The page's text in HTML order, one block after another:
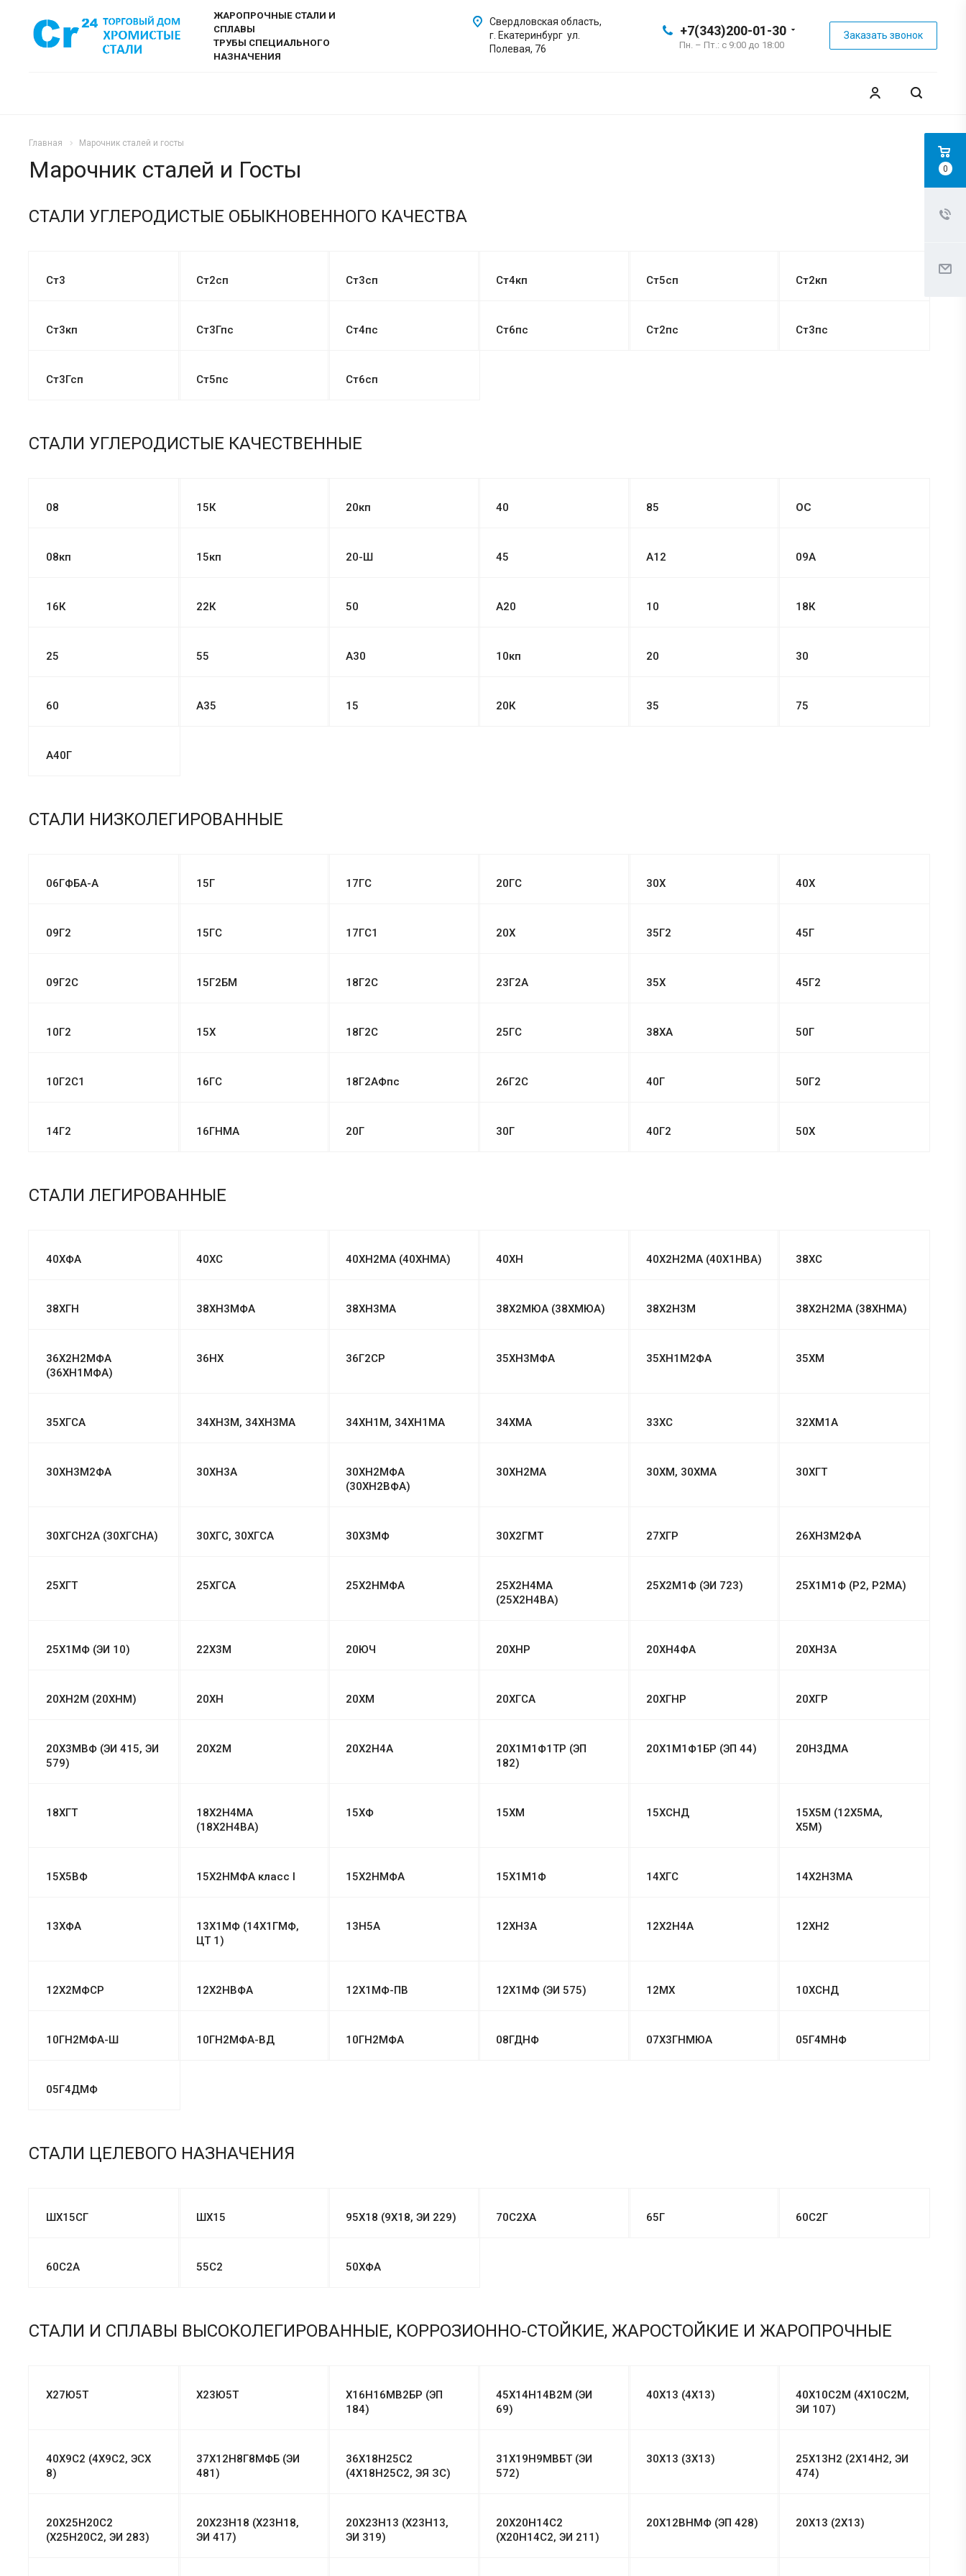
ЖАРОПРОЧНЫЕ СТАЛИ И
СПЛАВЫ
ТРУБЫ СПЕЦИАЛЬНОГО
НАЗНАЧЕНИЯ
+7(343)200-01-30
Пн. – Пт.: с 9:00 до 18:00
Заказать звонок
Свердловская область,
г. Екатеринбург ул.
Полевая, 76
Главная Марочник сталей и госты
Марочник сталей и Госты
СТАЛИ УГЛЕРОДИСТЫЕ ОБЫКНОВЕННОГО КАЧЕСТВА
Ст3 Ст2сп Ст3сп Ст4кп Ст5сп Ст2кп
Ст3кп Ст3Гпс Ст4пс Ст6пс Ст2пс Ст3пс
Ст3Гсп Ст5пс Ст6сп
СТАЛИ УГЛЕРОДИСТЫЕ КАЧЕСТВЕННЫЕ
08 15К 20кп 40 85 ОС
08кп 15кп 20-Ш 45 А12 09А
16К 22К 50 А20 10 18К
25 55 А30 10кп 20 30
60 А35 15 20К 35 75
А40Г
СТАЛИ НИЗКОЛЕГИРОВАННЫЕ
06ГФБА-А 15Г 17ГС 20ГС 30Х 40Х
09Г2 15ГС 17ГС1 20Х 35Г2 45Г
09Г2С 15Г2БМ 18Г2С 23Г2А 35Х 45Г2
10Г2 15Х 18Г2С 25ГС 38ХА 50Г
10Г2С1 16ГС 18Г2АФпс 26Г2С 40Г 50Г2
14Г2 16ГНМА 20Г 30Г 40Г2 50Х
СТАЛИ ЛЕГИРОВАННЫЕ
40ХФА 40ХС 40ХН2МА (40ХНМА) 40ХН 40Х2Н2МА (40Х1НВА) 38ХС
38ХГН 38ХН3МФА 38ХН3МА 38Х2МЮА (38ХМЮА) 38Х2Н3М 38Х2Н2МА (38ХНМА)
36Х2Н2МФА
(36ХН1МФА)
36НХ 36Г2СР 35ХН3МФА 35ХН1М2ФА 35ХМ
35ХГСА 34ХН3М, 34ХН3МА 34ХН1М, 34ХН1МА 34ХМА 33ХС 32ХМ1А
30ХН3М2ФА 30ХН3А
30ХН2МФА
(30ХН2ВФА)
30ХН2МА 30ХМ, 30ХМА 30ХГТ
30ХГСН2А (30ХГСНА) 30ХГС, 30ХГСА 30Х3МФ 30Х2ГМТ 27ХГР 26ХН3М2ФА
25ХГТ 25ХГСА 25Х2НМФА
25Х2Н4МА
(25Х2Н4ВА)
25Х2М1Ф (ЭИ 723) 25Х1М1Ф (Р2, Р2МА)
25Х1МФ (ЭИ 10) 22Х3М 20ЮЧ 20ХНР 20ХН4ФА 20ХН3А
20ХН2М (20ХНМ) 20ХН 20ХМ 20ХГСА 20ХГНР 20ХГР
20Х3МВФ (ЭИ 415, ЭИ
579)
20Х2М 20Х2Н4А
20Х1М1Ф1ТР (ЭП
182)
20Х1М1Ф1БР (ЭП 44) 20Н3ДМА
18ХГТ
18Х2Н4МА
(18Х2Н4ВА)
15ХФ 15ХМ 15ХСНД
15Х5М (12Х5МА,
Х5М)
15Х5ВФ 15Х2НМФА класс I 15Х2НМФА 15Х1М1Ф 14ХГС 14Х2Н3МА
13ХФА
13Х1МФ (14Х1ГМФ,
ЦТ 1)
13Н5А 12ХН3А 12Х2Н4А 12ХН2
12Х2МФСР 12Х2НВФА 12Х1МФ-ПВ 12Х1МФ (ЭИ 575) 12МХ 10ХСНД
10ГН2МФА-Ш 10ГН2МФА-ВД 10ГН2МФА 08ГДНФ 07Х3ГНМЮА 05Г4МНФ
05Г4ДМФ
СТАЛИ ЦЕЛЕВОГО НАЗНАЧЕНИЯ
ШХ15СГ ШХ15 95Х18 (9Х18, ЭИ 229) 70С2ХА 65Г 60С2Г
60С2А 55С2 50ХФА
СТАЛИ И СПЛАВЫ ВЫСОКОЛЕГИРОВАННЫЕ, КОРРОЗИОННО-СТОЙКИЕ, ЖАРОСТОЙКИЕ И ЖАРОПРОЧНЫЕ
Х27Ю5Т Х23Ю5Т
Х16Н16МВ2БР (ЭП
184)
45Х14Н14В2М (ЭИ
69)
40Х13 (4Х13)
40Х10С2М (4Х10С2М,
ЭИ 107)
40Х9С2 (4Х9С2, ЭСХ
8)
37Х12Н8Г8МФБ (ЭИ
481)
36Х18Н25С2
(4Х18Н25С2, ЭЯ ЗС)
31Х19Н9МВБТ (ЭИ
572)
30Х13 (3Х13)
25Х13Н2 (2Х14Н2, ЭИ
474)
20Х25Н20С2
(Х25Н20С2, ЭИ 283)
20Х23Н18 (Х23Н18,
ЭИ 417)
20Х23Н13 (Х23Н13,
ЭИ 319)
20Х20Н14С2
(Х20Н14С2, ЭИ 211)
20Х12ВНМФ (ЭП 428) 20Х13 (2Х13)
0